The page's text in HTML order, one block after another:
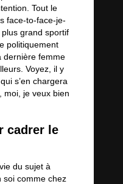
Tout le
face-to-face-je-
grand sportif
politiquement
dernière femme
Voyez, il y
s’en chargera
moi, je veux bien
cadrer le
du sujet à
comme chez